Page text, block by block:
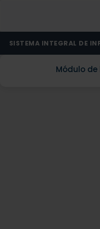
SISTEMA INTEGRAL DE
Módulo